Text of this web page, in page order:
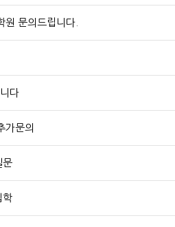
원 문의드립니다.
다
가문의
문
학